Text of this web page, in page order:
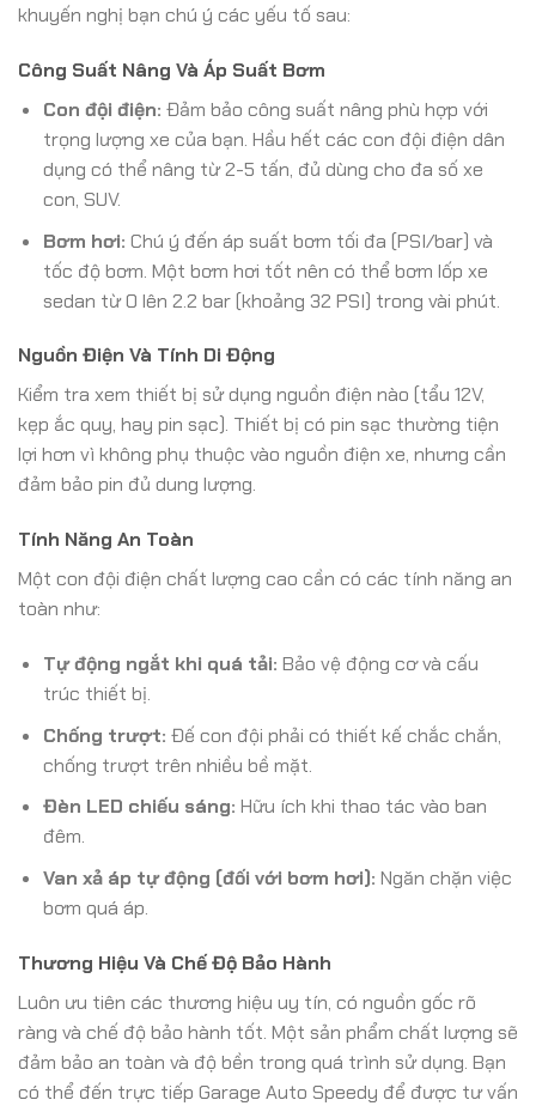
khuyến nghị bạn chú ý các yếu tố sau:
Công Suất Nâng Và Áp Suất Bơm
Con đội điện: Đảm bảo công suất nâng phù hợp với
trọng lượng xe của bạn. Hầu hết các con đội điện dân
dụng có thể nâng từ 2-5 tấn, đủ dùng cho đa số xe
con, SUV.
Bơm hơi: Chú ý đến áp suất bơm tối đa (PSI/bar) và
tốc độ bơm. Một bơm hơi tốt nên có thể bơm lốp xe
sedan từ 0 lên 2.2 bar (khoảng 32 PSI) trong vài phút.
Nguồn Điện Và Tính Di Động
Kiểm tra xem thiết bị sử dụng nguồn điện nào (tẩu 12V,
kẹp ắc quy, hay pin sạc). Thiết bị có pin sạc thường tiện
lợi hơn vì không phụ thuộc vào nguồn điện xe, nhưng cần
đảm bảo pin đủ dung lượng.
Tính Năng An Toàn
Một con đội điện chất lượng cao cần có các tính năng an
toàn như:
Tự động ngắt khi quá tải: Bảo vệ động cơ và cấu
trúc thiết bị.
Chống trượt: Đế con đội phải có thiết kế chắc chắn,
chống trượt trên nhiều bề mặt.
Đèn LED chiếu sáng: Hữu ích khi thao tác vào ban
đêm.
Van xả áp tự động (đối với bơm hơi): Ngăn chặn việc
bơm quá áp.
Thương Hiệu Và Chế Độ Bảo Hành
Luôn ưu tiên các thương hiệu uy tín, có nguồn gốc rõ
ràng và chế độ bảo hành tốt. Một sản phẩm chất lượng sẽ
đảm bảo an toàn và độ bền trong quá trình sử dụng. Bạn
có thể đến trực tiếp Garage Auto Speedy để được tư vấn